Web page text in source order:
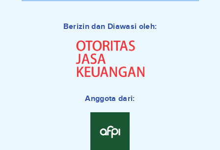
Berizin dan Diawasi oleh:
Anggota dari: